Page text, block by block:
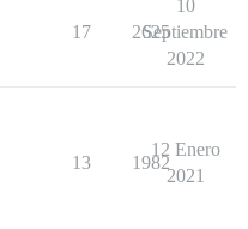
17 2625
10
Septiembre
2022
13 1982
12 Enero
2021